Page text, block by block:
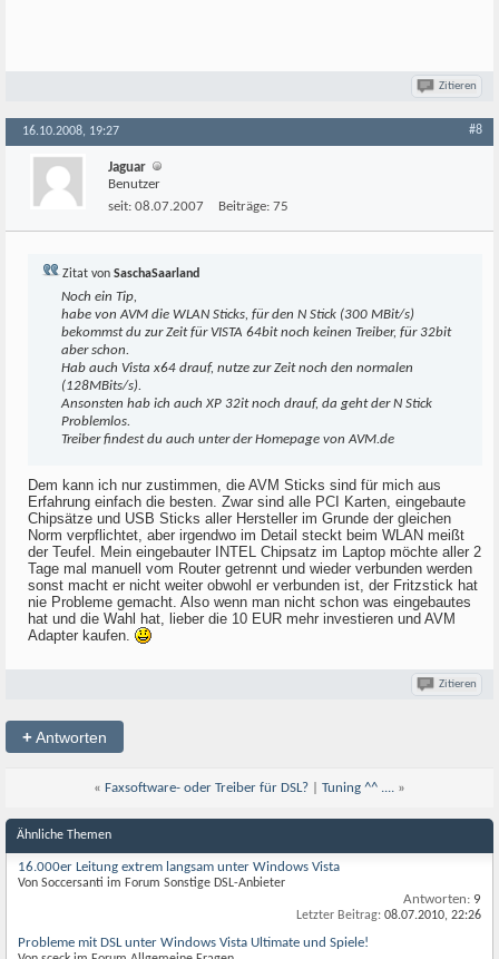
Zitieren
16.10.2008, 19:27 #8
Jaguar
Benutzer
seit: 08.07.2007 Beiträge: 75
Zitat von SaschaSaarland
Noch ein Tip,
habe von AVM die WLAN Sticks, für den N Stick (300 MBit/s)
bekommst du zur Zeit für VISTA 64bit noch keinen Treiber, für 32bit
aber schon.
Hab auch Vista x64 drauf, nutze zur Zeit noch den normalen
(128MBits/s).
Ansonsten hab ich auch XP 32it noch drauf, da geht der N Stick
Problemlos.
Treiber findest du auch unter der Homepage von AVM.de
Dem kann ich nur zustimmen, die AVM Sticks sind für mich aus
Erfahrung einfach die besten. Zwar sind alle PCI Karten, eingebaute
Chipsätze und USB Sticks aller Hersteller im Grunde der gleichen
Norm verpflichtet, aber irgendwo im Detail steckt beim WLAN meißt
der Teufel. Mein eingebauter INTEL Chipsatz im Laptop möchte aller 2
Tage mal manuell vom Router getrennt und wieder verbunden werden
sonst macht er nicht weiter obwohl er verbunden ist, der Fritzstick hat
nie Probleme gemacht. Also wenn man nicht schon was eingebautes
hat und die Wahl hat, lieber die 10 EUR mehr investieren und AVM
Adapter kaufen.
Zitieren
+Antworten
« Faxsoftware- oder Treiber für DSL? Tuning ^^ .... »
Ähnliche Themen
16.000er Leitung extrem langsam unter Windows Vista
Von Soccersanti im Forum Sonstige DSL-Anbieter
Antworten: 9
Letzter Beitrag: 08.07.2010, 22:26
Probleme mit DSL unter Windows Vista Ultimate und Spiele!